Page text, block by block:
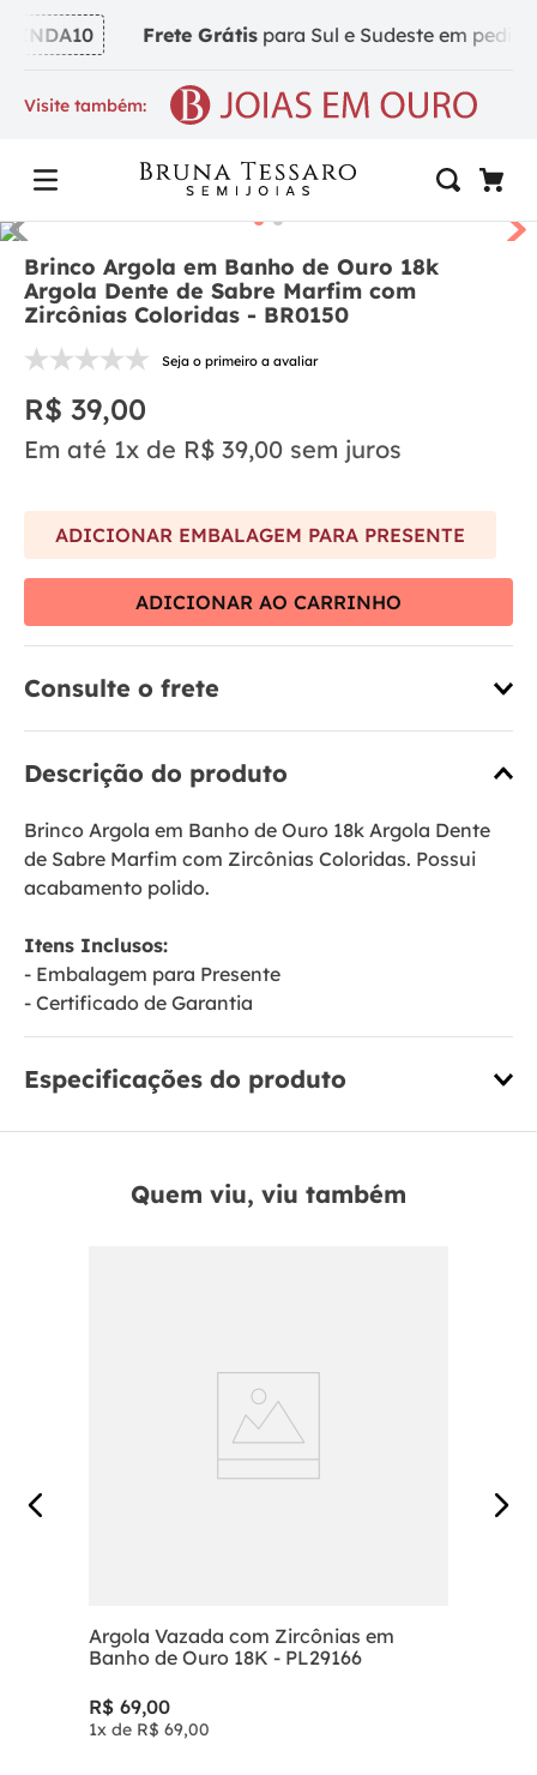
Frete Grátispara Sul e Sudeste em
Visite também:
Brinco Argola em Banho de Ouro 18k
Argola Dente de Sabre Marfim com
Zircônias Coloridas - BR0150
Seja o primeiro a avaliar
R$ 39,00
Em até 1x de R$ 39,00 sem juros
ADICIONAR EMBALAGEM PARA PRESENTE
ADICIONAR AO CARRINHO
Consulte o frete
Descrição do produto
Brinco Argola em Banho de Ouro 18k Argola Dente
de Sabre Marfim com Zircônias Coloridas. Possui
acabamento polido.
Itens Inclusos:
- Embalagem para Presente
- Certificado de Garantia
Especificações do produto
Quem viu, viu também
Argola Vazada com Zircônias em
Banho de Ouro 18K - PL29166
R$ 69,00
1x de R$ 69,00